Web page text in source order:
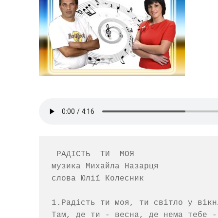
музика Михайла Назарця
слова Юлії Колесник
1.Радість ти моя, ти світло у
Там, де ти - весна, де нема тебе -